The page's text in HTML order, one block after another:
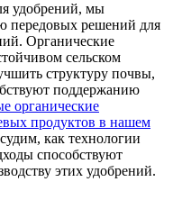
удобрений, мы
передовых решений для
Органические
сельском
структуру почвы,
поддержанию
органические
продуктов в нашем
как технологии
способствуют
этих удобрений.